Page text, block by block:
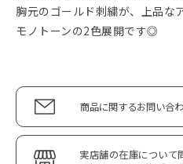
胸元のゴールド刺繍が、上品な
モノトーンの2色展開です◎
商品に関するお問い合
実店舗の在庫について